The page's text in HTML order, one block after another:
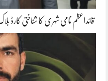
قائداعظم نامی شہری کا شناختی کارڈ